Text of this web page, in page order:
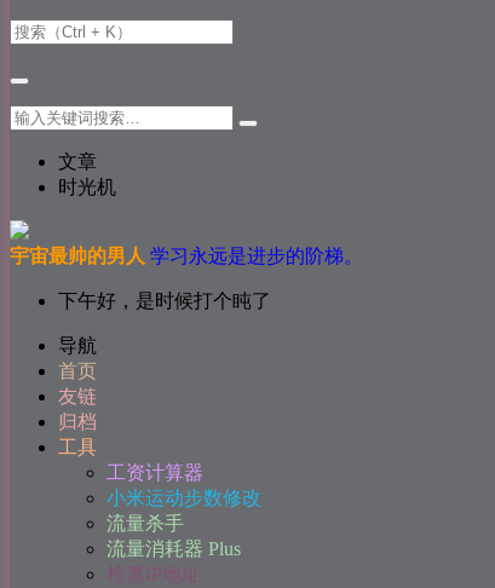
文章
时光机
宇宙最帅的男人 学习永远是进步的阶梯。
下午好，是时候打个盹了
导航
首页
友链
归档
工具
工资计算器
小米运动步数修改
流量杀手
流量消耗器 Plus
检查IP地址